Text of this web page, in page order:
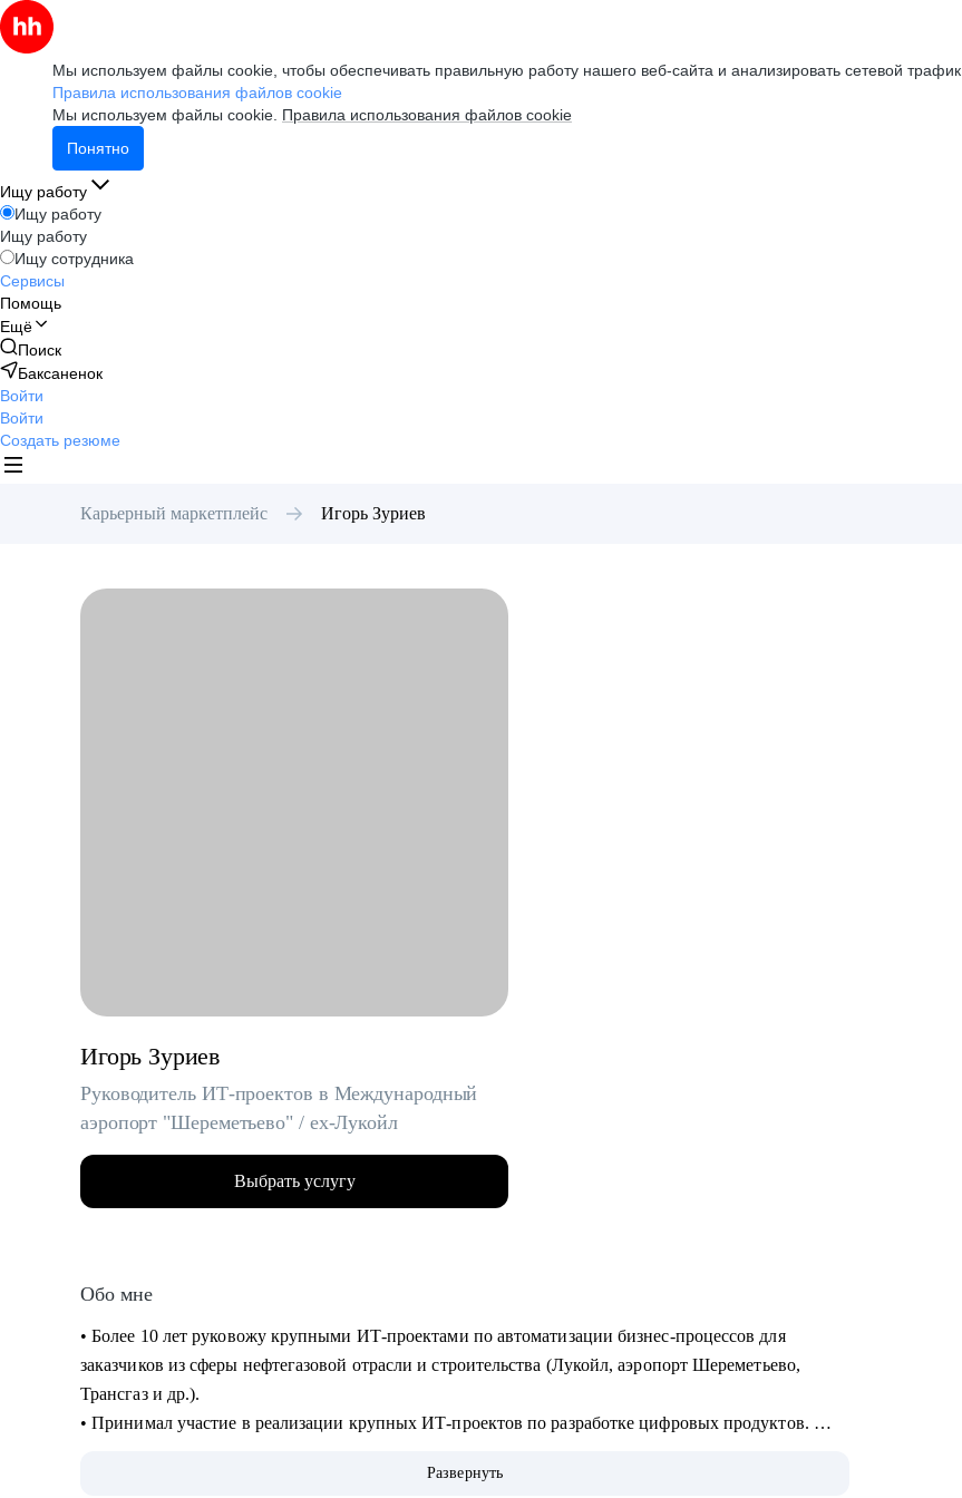
Мы используем файлы cookie, чтобы обеспечивать правильную работу нашего веб-сайта и анализировать сетевой трафик.
Правила использования файлов cookie
Мы используем файлы cookie. Правила использования файлов cookie
Понятно
Ищу работу
Ищу работу
Ищу работу
Ищу сотрудника
Сервисы
Помощь
Ещё
Поиск
Баксаненок
Войти
Войти
Создать резюме
Карьерный маркетплейс Игорь Зуриев
Игорь Зуриев
Руководитель ИТ-проектов в Международный
аэропорт "Шереметьево" / ex-Лукойл
Выбрать услугу
Обо мне
• Более 10 лет руковожу крупными ИТ-проектами по автоматизации бизнес-процессов для
заказчиков из сферы нефтегазовой отрасли и строительства (Лукойл, аэропорт Шереметьево,
Трансгаз и др.).
• Принимал участие в реализации крупных ИТ-проектов по разработке цифровых продуктов.
Развернуть